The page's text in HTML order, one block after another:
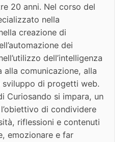
20 anni. Nel corso del
nella
creazione di
dei
dell’intelligenza
comunicazione, alla
di progetti web.
Curiosando si impara, un
di condividere
riflessioni e contenuti
emozionare e far